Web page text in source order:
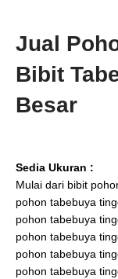
Jual
Bibit
Besar
Sedia Ukuran :
Mulai dari bibit
pohon tabebuya
pohon tabebuya
pohon tabebuya
pohon tabebuya
pohon tabebuya